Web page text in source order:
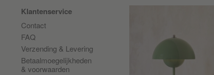
Klantenservice
Contact
FAQ
Verzending & Levering
Betaalmoegelijkheden
& voorwaarden